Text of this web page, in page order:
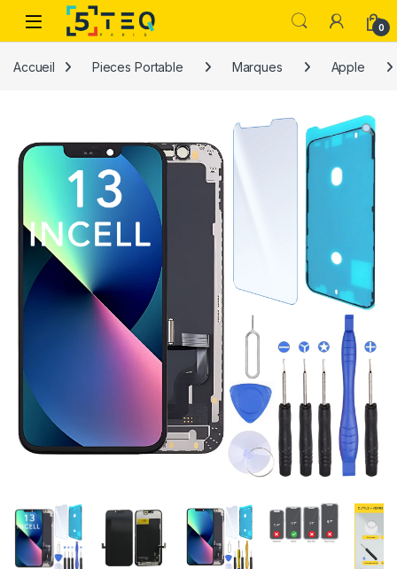
Passer à la navigation
Aller au contenu
0
Accueil Pieces Portable Marques Apple